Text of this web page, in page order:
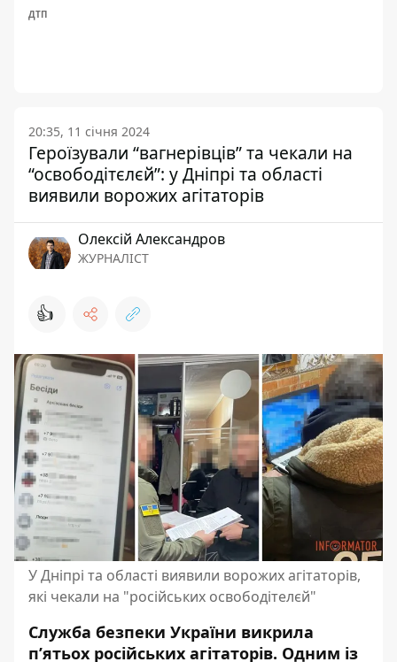
ДТП
20:35, 11 січня 2024
Героїзували “вагнерівців” та чекали на
“освободітєлєй”: у Дніпрі та області
виявили ворожих агітаторів
Олексій Александров
ЖУРНАЛІСТ
👍
У Дніпрі та області виявили ворожих агітаторів,
які чекали на "російських освободітелєй"
Служба безпеки України викрила
п’ятьох російських агітаторів. Одним із